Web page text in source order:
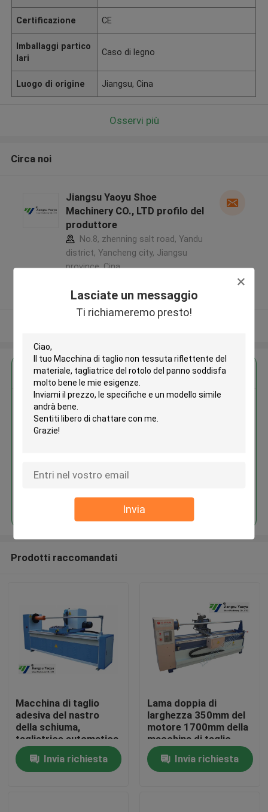
Lasciate un messaggio
Ti richiameremo presto!
Invia
Casa
Prodotti
Certificazione CE
Imballaggi partico
lari
Caso di legno
Luogo di origine Jiangsu, Cina
Osservi più
Circa noi
Jiangsu Yaoyu Shoe
Machinery CO., LTD profilo del
produttore
No.8, zhenning salt road, Yandu
district, Yancheng city, Jiangsu
province ,Cina
Fornitore verificato
Ottieni il miglior prezzo per
riflettente del materiale,
Continua
Prodotti raccomandati
Macchina di taglio
adesiva del nastro
della schiuma,
tagliatrice automatica
del rotolo del nastro
Invia richiesta
Lama doppia di
larghezza 350mm del
motore 1700mm della
macchina di taglio
della taglierina del
rotolo del tessuto di
alta efficienza
Invia richiesta